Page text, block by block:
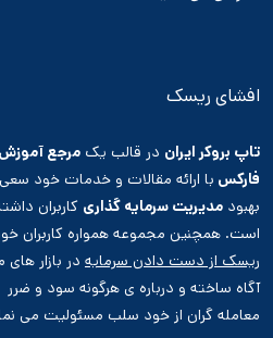
افشای ریسک
تاپ بروکر ایران در قالب یک مرجع آموزش
فارکس با ارائه مقالات و خدمات خود
بهبود مدیریت سرمایه گذاری کاربران
است. همچنین مجموعه همواره کاربران خود
ریسک از دست دادن سرمایه در بازار های
آگاه ساخته و درباره ی هرگونه سود و ضرر
معامله گران از خود سلب مسئولیت می